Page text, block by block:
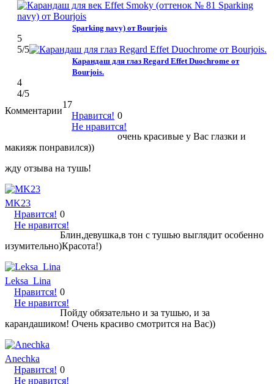
Sparking navy) от Bourjois
5
5/5
Карандаш для глаз Regard Effet Duochrome от
Bourjois.
4
4/5
Комментарии
17
Нравится!
Не нравится!
0
очень красивые у Вас глазки и
макияж понравился))
жду отзыва на тушь!
MK23
Нравится!
Не нравится!
0
Блин,девушка,в тон с тушью выглядит особенно
изумительно)Красота!)
Leksa_Lina
Нравится!
Не нравится!
0
Пойду обязательно и за тушью, и за
карандашиком! Очень красиво смотрится на Вас))
Anechka
Нравится!
Не нравится!
0